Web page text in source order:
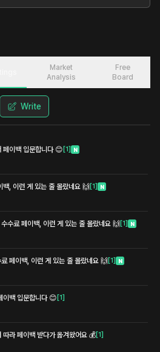
Market
Analysis
Free
Board
Write
페이백 입문합니다 😊 [1] N
, 이런 게 있는 줄 몰랐네요 🙌 [1] N
수료 페이백, 이런 게 있는 줄 몰랐네요 🙌 [1] N
페이백, 이런 게 있는 줄 몰랐네요 🙌 [1] N
이백 입문합니다 😊 [1]
따라 페이백 받다가 옮겨왔어요 💰[1]